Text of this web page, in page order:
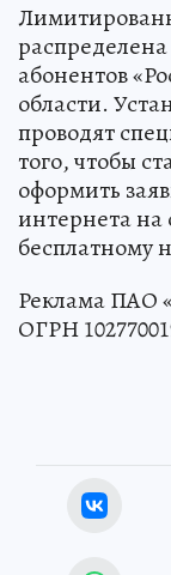
абонентов
области.
проводят
того, чтобы
оформить
интернета
бесплатному
Реклама ПАО
ОГРН